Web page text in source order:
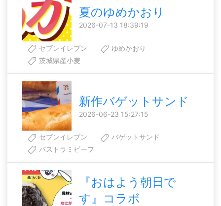
夏のゆめかおり
2026-07-13 18:39:19
セブンイレブン
ゆめかおり
茨城県産小麦
新作バゲットサンド
2026-06-23 15:27:15
セブンイレブン
バゲットサンド
パストラミビーフ
『おはよう朝日で
す』コラボ